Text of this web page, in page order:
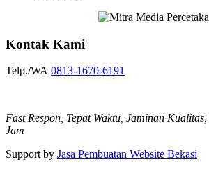
Kontak Kami
Telp./WA 0813-1670-6191
Fast Respon, Tepat Waktu, Jaminan
Jam
Support by Jasa Pembuatan Website Bekasi